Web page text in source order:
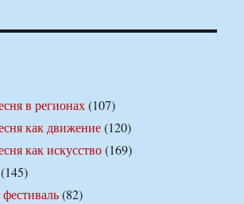
в регионах(107)
как движение(120)
как искусство(169)
(145)
(82)